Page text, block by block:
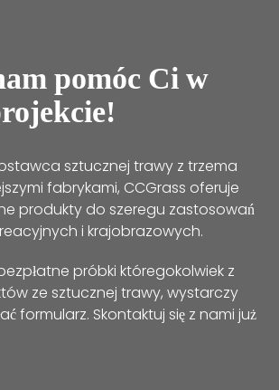
pomóc Ci w
sztucznej trawy z trzema
fabrykami, CCGrass oferuje
produkty do szeregu zastosowań
i krajobrazowych.
próbki któregokolwiek z
ze sztucznej trawy, wystarczy
formularz. Skontaktuj się z nami już